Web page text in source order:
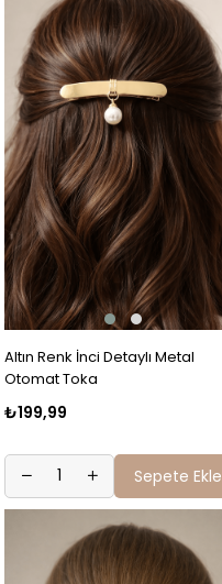
Altın Renk İnci Detaylı Metal
Otomat Toka
₺199,99
Sepete Ekle